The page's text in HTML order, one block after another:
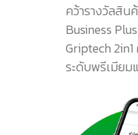
คว้ารางวัลสิน
Business
Griptech
ระดับพรีเมียม